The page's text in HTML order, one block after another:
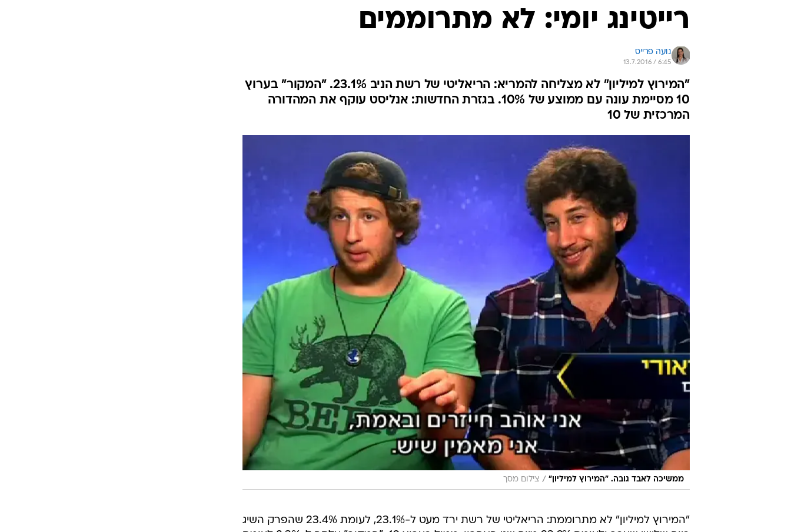
רייטינג יומי: לא מתרוממים
נועה פרייס
13.7.2016 / 6:45
"המירוץ למיליון" לא מצליחה להמריא: הריאליטי של רשת הניב 23.1%. "המקור" בערוץ
10 מסיימת עונה עם ממוצע של 10%. בגזרת החדשות: אנליסט עוקף את המהדורה
המרכזית של 10
ממשיכה לאבד גובה. "המירוץ למיליון" / צילום מסך
"המירוץ למיליון" לא מתרוממת: הריאליטי של רשת ירד מעט ל-23.1%, לעומת 23.4% שהפרק השיג